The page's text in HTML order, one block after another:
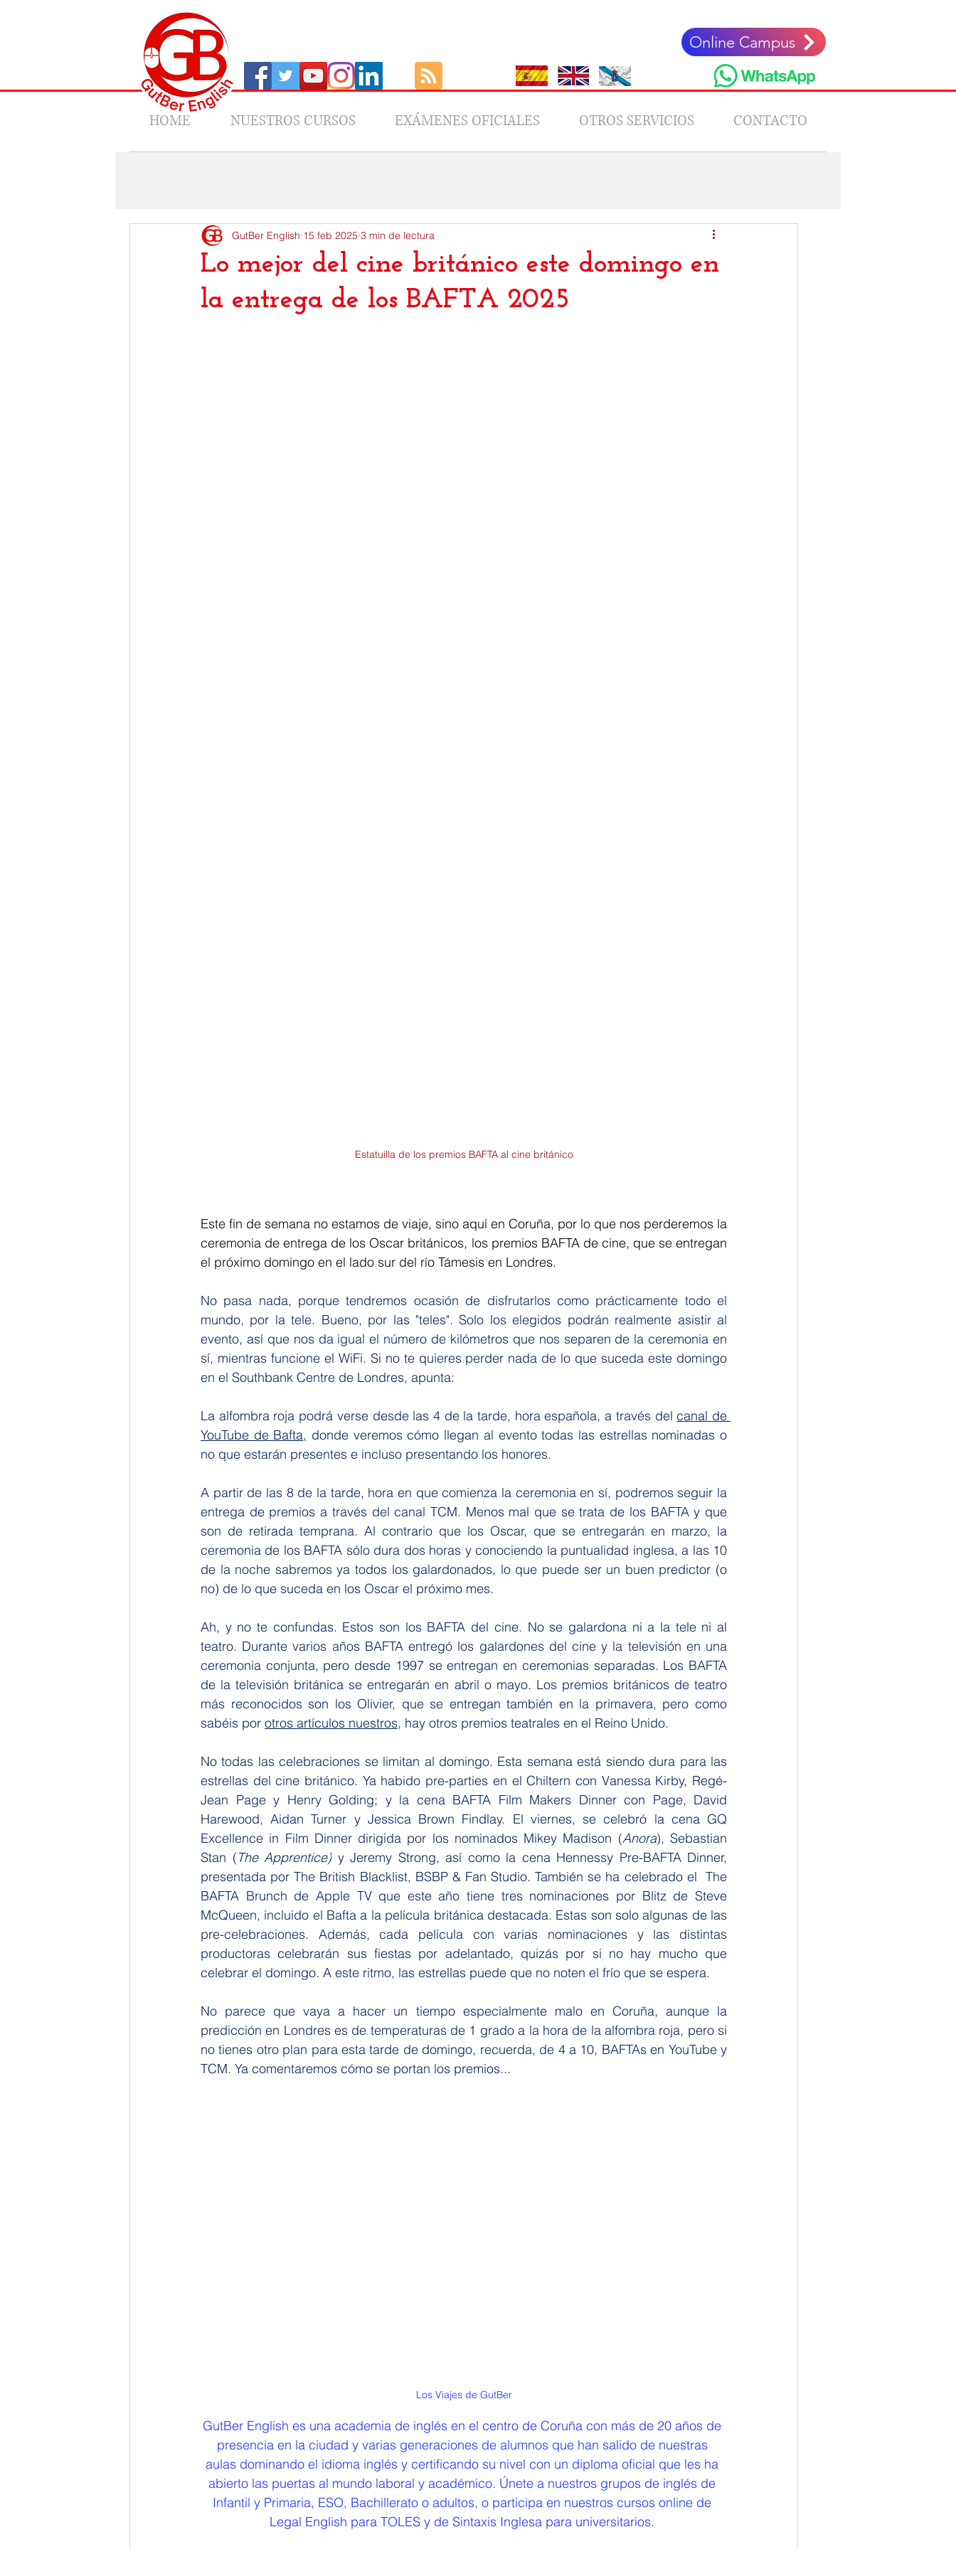
HOME NUESTROS CURSOS EXÁMENES OFICIALES OTROS SERVICIOS CONTACTO
Online Campus
Lo mejor del cine británico este domingo en
la entrega de los BAFTA 2025
GutBer English 15 feb 2025 3 min de lectura
Estatuilla de los premios BAFTA al cine británico
Este fin de semana no estamos de viaje, sino aquí en Coruña, por lo que nos perderemos la
ceremonia de entrega de los Oscar británicos, los premios BAFTA de cine, que se entregan
el próximo domingo en el lado sur del río Támesis en Londres.
No pasa nada, porque tendremos ocasión de disfrutarlos como prácticamente todo el
mundo, por la tele. Bueno, por las "teles". Solo los elegidos podrán realmente asistir al
evento, así que nos da igual el número de kilómetros que nos separen de la ceremonia en
sí, mientras funcione el WiFi. Si no te quieres perder nada de lo que suceda este domingo
en el Southbank Centre de Londres, apunta:
La alfombra roja podrá verse desde las 4 de la tarde, hora española, a través del canal de
YouTube de Bafta, donde veremos cómo llegan al evento todas las estrellas nominadas o
no que estarán presentes e incluso presentando los honores.
A partir de las 8 de la tarde, hora en que comienza la ceremonia en sí, podremos seguir la
entrega de premios a través del canal TCM. Menos mal que se trata de los BAFTA y que
son de retirada temprana. Al contrario que los Oscar, que se entregarán en marzo, la
ceremonia de los BAFTA sólo dura dos horas y conociendo la puntualidad inglesa, a las 10
de la noche sabremos ya todos los galardonados, lo que puede ser un buen predictor (o
no) de lo que suceda en los Oscar el próximo mes.
Ah, y no te confundas. Estos son los BAFTA del cine. No se galardona ni a la tele ni al
teatro. Durante varios años BAFTA entregó los galardones del cine y la televisión en una
ceremonia conjunta, pero desde 1997 se entregan en ceremonias separadas. Los BAFTA
de la televisión británica se entregarán en abril o mayo. Los premios británicos de teatro
más reconocidos son los Olivier, que se entregan también en la primavera, pero como
sabéis por otros artículos nuestros, hay otros premios teatrales en el Reino Unido.
No todas las celebraciones se limitan al domingo. Esta semana está siendo dura para las
estrellas del cine británico. Ya habido pre-parties en el Chiltern con Vanessa Kirby, Regé-
Jean Page y Henry Golding; y la cena BAFTA Film Makers Dinner con Page, David
Harewood, Aidan Turner y Jessica Brown Findlay. El viernes, se celebró la cena GQ
Excellence in Film Dinner dirigida por los nominados Mikey Madison (Anora), Sebastian
Stan (The Apprentice) y Jeremy Strong, así como la cena Hennessy Pre-BAFTA Dinner,
presentada por The British Blacklist, BSBP & Fan Studio. También se ha celebrado el  The
BAFTA Brunch de Apple TV que este año tiene tres nominaciones por Blitz de Steve
McQueen, incluido el Bafta a la película británica destacada. Estas son solo algunas de las
pre-celebraciones. Además, cada película con varias nominaciones y las distintas
productoras celebrarán sus fiestas por adelantado, quizás por si no hay mucho que
celebrar el domingo. A este ritmo, las estrellas puede que no noten el frío que se espera.
No parece que vaya a hacer un tiempo especialmente malo en Coruña, aunque la
predicción en Londres es de temperaturas de 1 grado a la hora de la alfombra roja, pero si
no tienes otro plan para esta tarde de domingo, recuerda, de 4 a 10, BAFTAs en YouTube y
TCM. Ya comentaremos cómo se portan los premios...
Los Viajes de GutBer
GutBer English es una academia de inglés en el centro de Coruña con más de 20 años de
presencia en la ciudad y varias generaciones de alumnos que han salido de nuestras
aulas dominando el idioma inglés y certificando su nivel con un diploma oficial que les ha
abierto las puertas al mundo laboral y académico. Únete a nuestros grupos de inglés de
Infantil y Primaria, ESO, Bachillerato o adultos, o participa en nuestros cursos online de
Legal English para TOLES y de Sintaxis Inglesa para universitarios.